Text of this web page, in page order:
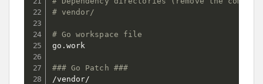
# vendor/
# Go workspace file
go.work
### Go Patch ###
/vendor/